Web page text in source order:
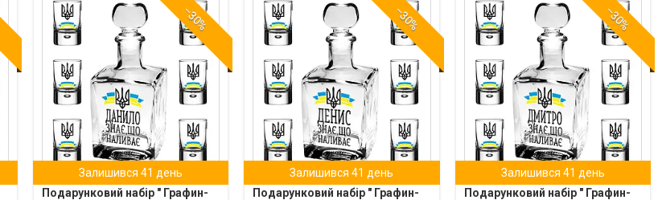
–30%
Залишився 41 день
Подарунковий набір " Графин-
–30%
Залишився 41 день
Подарунковий набір " Графин-
–30%
Залишився 41 день
Подарунковий набір " Графин-